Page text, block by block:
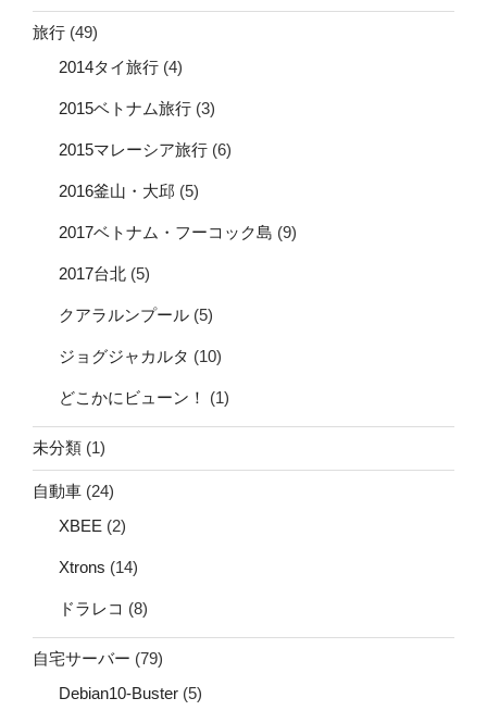
旅行 (49)
2014タイ旅行 (4)
2015ベトナム旅行 (3)
2015マレーシア旅行 (6)
2016釜山・大邱 (5)
2017ベトナム・フーコック島 (9)
2017台北 (5)
クアラルンプール (5)
ジョグジャカルタ (10)
どこかにビューン！ (1)
未分類 (1)
自動車 (24)
XBEE (2)
Xtrons (14)
ドラレコ (8)
自宅サーバー (79)
Debian10-Buster (5)